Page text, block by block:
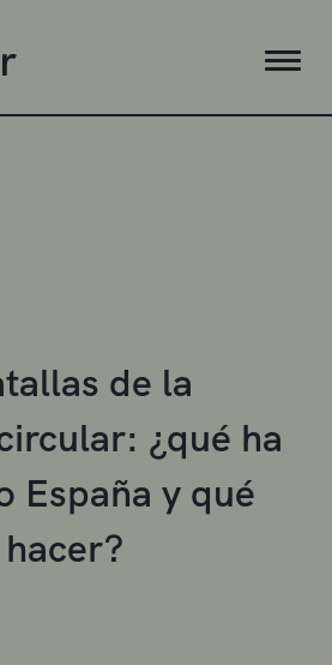
de la
¿qué ha
España y qué